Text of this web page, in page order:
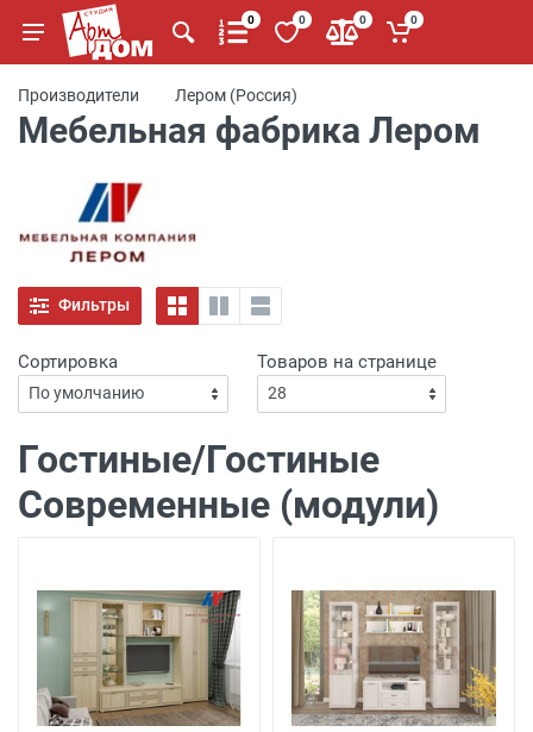
0 0 0 0
Производители Лером (Россия)
Мебельная фабрика Лером
Фильтры
Сортировка Товаров на странице
Гостиные/Гостиные
Современные (модули)